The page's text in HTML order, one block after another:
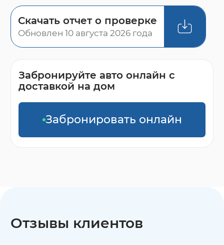
Скачать отчет о проверке
Обновлен 10 августа 2026 года
Забронируйте авто онлайн с
доставкой на дом
Забронировать онлайн
Отзывы клиентов